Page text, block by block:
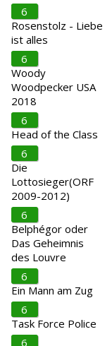
6
Rosenstolz - Liebe
ist alles
6
Woody
Woodpecker USA
2018
6
Head of the Class
6
Die
Lottosieger(ORF
2009-2012)
6
Belphégor oder
Das Geheimnis
des Louvre
6
Ein Mann am Zug
6
Task Force Police
6